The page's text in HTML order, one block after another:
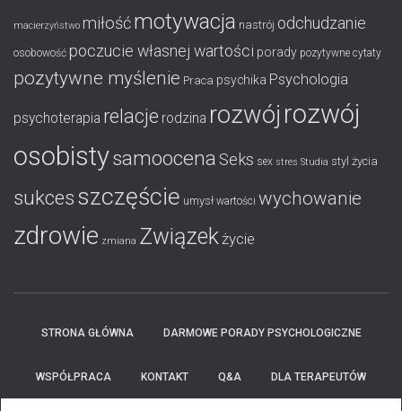
macierzyństwo miłośćmotywacja nastrój odchudzanie
osobowość poczucie własnej wartości porady pozytywne cytaty
pozytywne myślenie Praca psychika Psychologia
psychoterapia relacje rodzina rozwój rozwój
osobistysamoocena Seks sex stres Studia styl życia
sukcesszczęście umysł wartości wychowanie
zdrowie zmiana Związekżycie
STRONA GŁÓWNA DARMOWE PORADY PSYCHOLOGICZNE
WSPÓŁPRACA KONTAKT Q&A DLA TERAPEUTÓW